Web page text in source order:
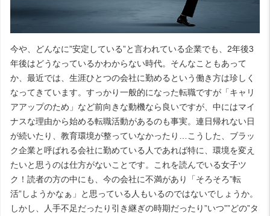
今や、どんなに”安定している”と言われている企業でも、2年後3
年後はどうなっているかわからない時代。そんなこともあって
か、最近では、生涯ひとつの会社に勤めるという働き方は珍しく
なってきています。すっかり一般的になった転職ですが「キャリ
アアップのため」など前向きな動機なら良いですが、中にはマイ
ナスな理由から始める転職活動があるのも事実。連日帰れない日
が続いたり、教育環境が整っていなかったり…こうした、ブラッ
ク企業と呼ばれる会社に勤めている人であれば特に、環境を変え
たいと思うのは仕方がないことです。これを読んでいる女子ツ
ク！読者の方の中にも、今の会社に不満があり「そろそろ”転
活”しようかなぁ」と思っている人もいるのではないでしょうか。
しかし、人手不足だったり引き継ぎの時期だったり”いつ””どの”タ